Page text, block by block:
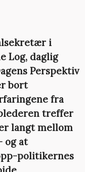
i
Log, daglig
Perspektiv
bort
fra
treffer
langt mellom
og at
politikernes